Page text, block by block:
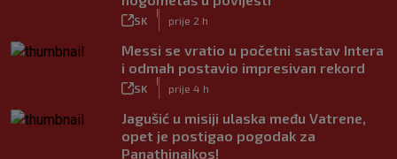
SK prije 2 h
Messi se vratio u početni sastav Intera
i odmah postavio impresivan rekord
SK prije 4 h
Jagušić u misiji ulaska među Vatrene,
opet je postigao pogodak za
Panathinaikos!